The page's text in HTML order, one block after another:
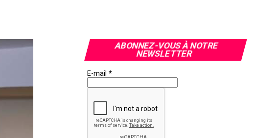
ABONNEZ-VOUS À NOTRE
NEWSLETTER
E-mail *